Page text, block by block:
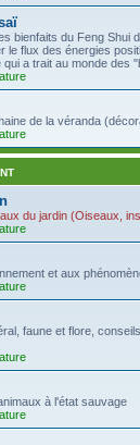
bienfaits du Feng
le flux des énergies
a trait au monde des
de la véranda
du jardin (Oiseaux,
et aux
faune et flore,
à l'état sauvage